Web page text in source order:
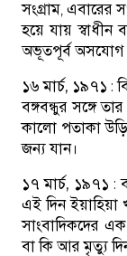
সংগ্রাম, এবারের
হয়ে যায় স্বাধীন
অভূতপূর্ব অসযোগ
১৬ মার্চ, ১৯৭১ :
বঙ্গবন্ধুর সঙ্গে
কালো পতাকা
জন্য যান।
১৭ মার্চ, ১৯৭১ :
এই দিন ইয়াহিয়া
সাংবাদিকদের এক
বা কি আর মৃত্যু